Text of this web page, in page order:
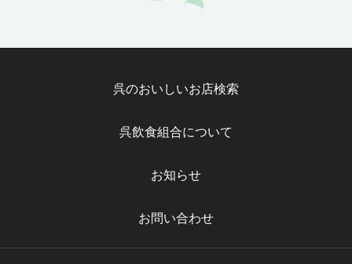
呉のおいしいお店検索
呉飲食組合について
お知らせ
お問い合わせ